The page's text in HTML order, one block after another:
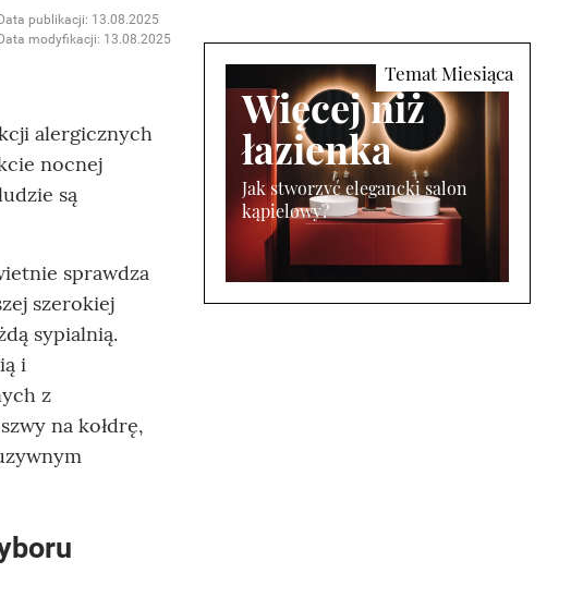
Data publikacji: 13.08.2025
Data modyfikacji: 13.08.2025
alergicznych
nocnej
są
sprawdza
szerokiej
sypialnią.
i
z
na kołdrę,
Więcej niż
łazienka
Jak stworzyć elegancki salon
kąpielowy?